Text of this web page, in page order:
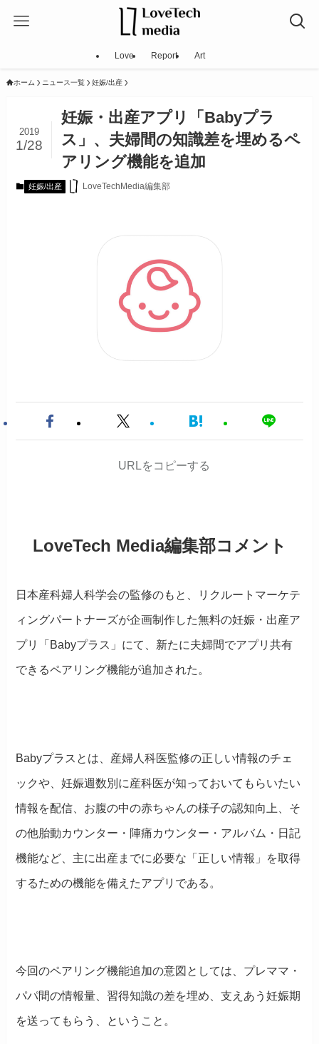
Love Report Art
ホーム ニュース一覧 妊娠/出産
妊娠・出産アプリ「Babyプラ
ス」、夫婦間の知識差を埋めるペ
アリング機能を追加
2019
1/28
妊娠/出産 LoveTechMedia編集部
URLをコピーする
LoveTech Media編集部コメント
日本産科婦人科学会の監修のもと、リクルートマーケテ
ィングパートナーズが企画制作した無料の妊娠・出産ア
プリ「 Babyプラス」にて、新たに夫婦間でアプリ共有
できるペアリング機能が追加された。
Babyプラスとは、産婦人科医監修の正しい情報のチェ
ックや、妊娠週数別に産科医が知っておいてもらいたい
情報を配信、お腹の中の赤ちゃんの様子の認知向上、そ
の他胎動カウンター・陣痛カウンター・アルバム・日記
機能など、主に出産までに必要な「正しい情報」を取得
するための機能を備えたアプリである。
今回のペアリング機能追加の意図としては、プレママ・
パパ間の情報量、習得知識の差を埋め、支えあう妊娠期
を送ってもらう、ということ。